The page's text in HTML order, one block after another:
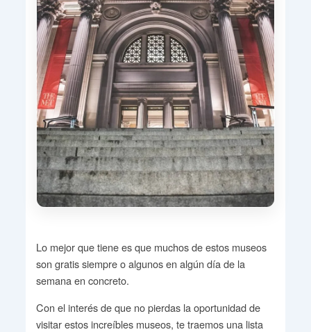
Lo mejor que tiene es que muchos de estos museos
son gratis siempre o algunos en algún día de la
semana en concreto.
Con el interés de que no pierdas la oportunidad de
visitar estos increíbles museos, te traemos una lista